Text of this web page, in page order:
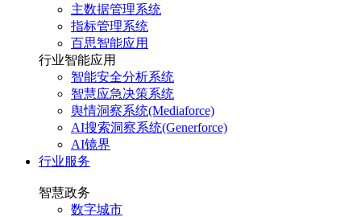
主数据管理系统
指标管理系统
百思智能应用
行业智能应用
智能安全分析系统
智慧应急决策系统
舆情洞察系统(Mediaforce)
AI搜索洞察系统(Generforce)
AI镜界
行业服务
智慧政务
数字城市